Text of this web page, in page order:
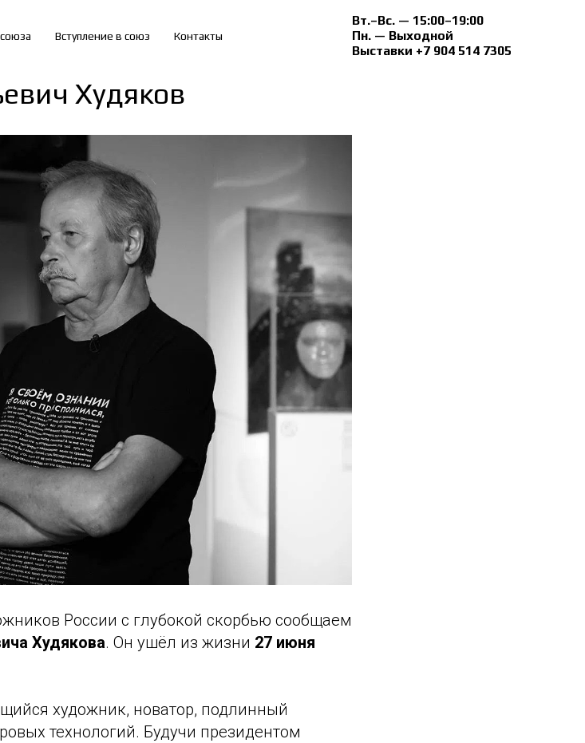
Вступление в союз Контакты
Вт.–Вс. — 15:00–19:00
Пн. — Выходной
Выставки +7 904 514 7305
Худяков
России с глубокой скорбью сообщаем
Худякова. Он ушёл из жизни 27 июня
художник, новатор, подлинный
технологий. Будучи президентом